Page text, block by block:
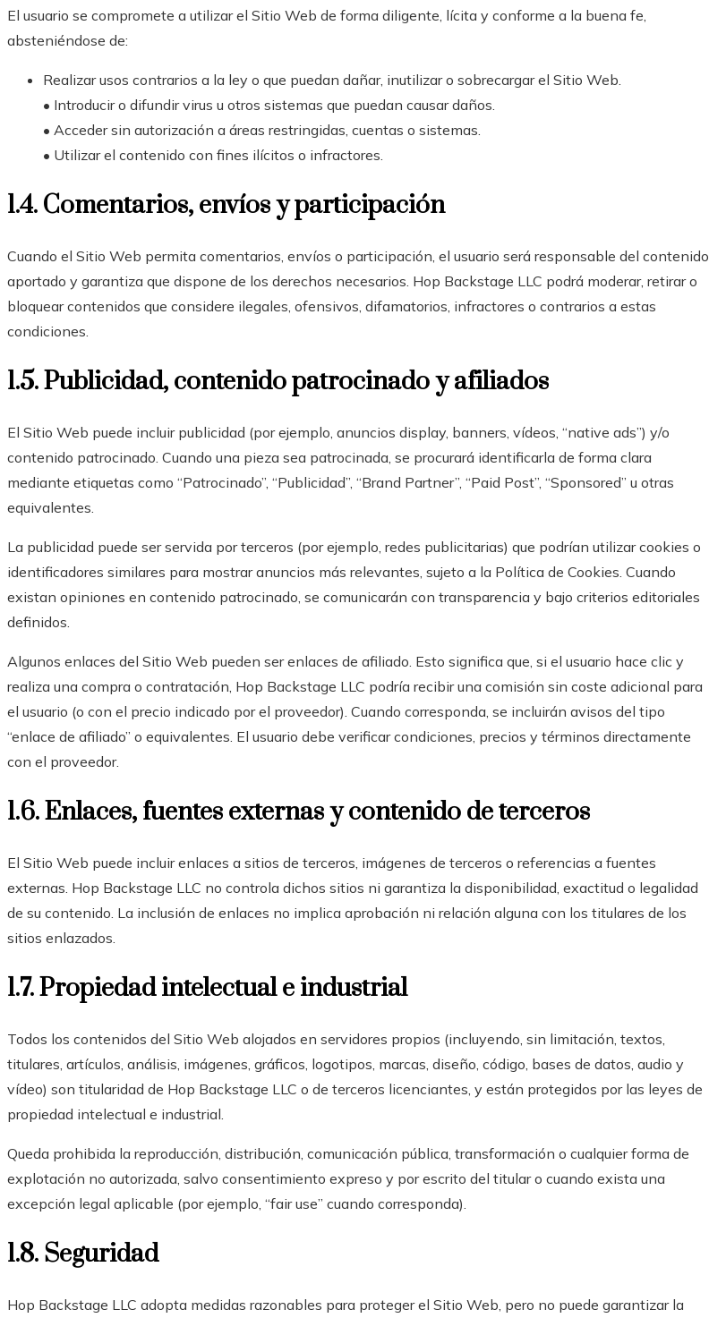
El usuario se compromete a utilizar el Sitio Web de forma diligente, lícita y conforme a la buena fe,
absteniéndose de:
Realizar usos contrarios a la ley o que puedan dañar, inutilizar o sobrecargar el Sitio Web.
• Introducir o difundir virus u otros sistemas que puedan causar daños.
• Acceder sin autorización a áreas restringidas, cuentas o sistemas.
• Utilizar el contenido con fines ilícitos o infractores.
1.4. Comentarios, envíos y participación
Cuando el Sitio Web permita comentarios, envíos o participación, el usuario será responsable del contenido
aportado y garantiza que dispone de los derechos necesarios. Hop Backstage LLC podrá moderar, retirar o
bloquear contenidos que considere ilegales, ofensivos, difamatorios, infractores o contrarios a estas
condiciones.
1.5. Publicidad, contenido patrocinado y afiliados
El Sitio Web puede incluir publicidad (por ejemplo, anuncios display, banners, vídeos, “native ads”) y/o
contenido patrocinado. Cuando una pieza sea patrocinada, se procurará identificarla de forma clara
mediante etiquetas como “Patrocinado”, “Publicidad”, “Brand Partner”, “Paid Post”, “Sponsored” u otras
equivalentes.
La publicidad puede ser servida por terceros (por ejemplo, redes publicitarias) que podrían utilizar cookies o
identificadores similares para mostrar anuncios más relevantes, sujeto a la Política de Cookies. Cuando
existan opiniones en contenido patrocinado, se comunicarán con transparencia y bajo criterios editoriales
definidos.
Algunos enlaces del Sitio Web pueden ser enlaces de afiliado. Esto significa que, si el usuario hace clic y
realiza una compra o contratación, Hop Backstage LLC podría recibir una comisión sin coste adicional para
el usuario (o con el precio indicado por el proveedor). Cuando corresponda, se incluirán avisos del tipo
“enlace de afiliado” o equivalentes. El usuario debe verificar condiciones, precios y términos directamente
con el proveedor.
1.6. Enlaces, fuentes externas y contenido de terceros
El Sitio Web puede incluir enlaces a sitios de terceros, imágenes de terceros o referencias a fuentes
externas. Hop Backstage LLC no controla dichos sitios ni garantiza la disponibilidad, exactitud o legalidad
de su contenido. La inclusión de enlaces no implica aprobación ni relación alguna con los titulares de los
sitios enlazados.
1.7. Propiedad intelectual e industrial
Todos los contenidos del Sitio Web alojados en servidores propios (incluyendo, sin limitación, textos,
titulares, artículos, análisis, imágenes, gráficos, logotipos, marcas, diseño, código, bases de datos, audio y
vídeo) son titularidad de Hop Backstage LLC o de terceros licenciantes, y están protegidos por las leyes de
propiedad intelectual e industrial.
Queda prohibida la reproducción, distribución, comunicación pública, transformación o cualquier forma de
explotación no autorizada, salvo consentimiento expreso y por escrito del titular o cuando exista una
excepción legal aplicable (por ejemplo, “fair use” cuando corresponda).
1.8. Seguridad
Hop Backstage LLC adopta medidas razonables para proteger el Sitio Web, pero no puede garantizar la